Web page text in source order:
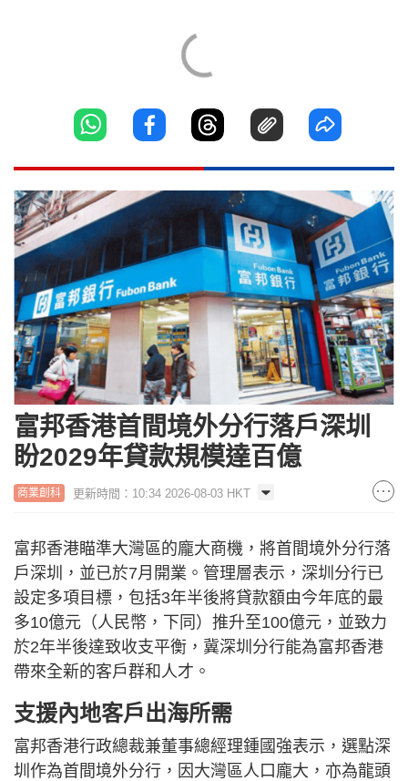
富邦香港首間境外分行落戶深圳
盼2029年貸款規模達百億
商業創科 更新時間：10:34 2026-08-03 HKT
富邦香港瞄準大灣區的龐大商機，將首間境外分行落
戶深圳，並已於7月開業。管理層表示，深圳分行已
設定多項目標，包括3年半後將貸款額由今年底的最
多10億元（人民幣，下同）推升至100億元，並致力
於2年半後達致收支平衡，冀深圳分行能為富邦香港
帶來全新的客戶群和人才。
支援內地客戶出海所需
富邦香港行政總裁兼董事總經理鍾國強表示，選點深
圳作為首間境外分行，因大灣區人口龐大，亦為龍頭